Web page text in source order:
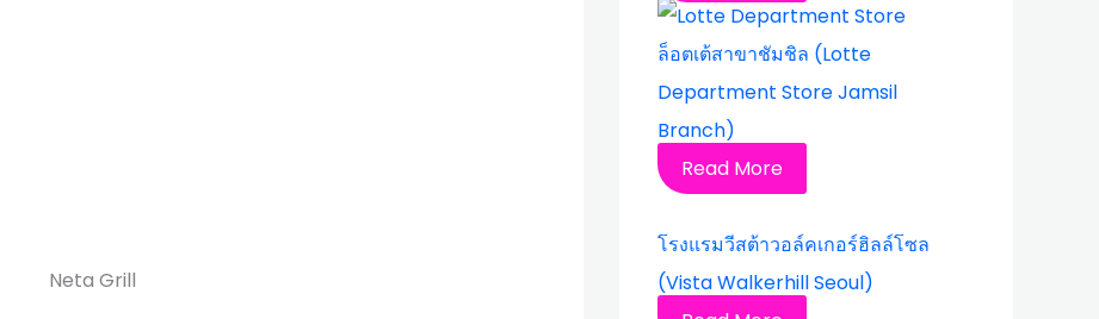
ล็อตเต้สาขาชัมชิล (Lotte
Department Store Jamsil
Branch)
Read More
โรงแรมวีสต้าวอล์คเกอร์ฮิลล์โซล
(Vista Walkerhill Seoul)